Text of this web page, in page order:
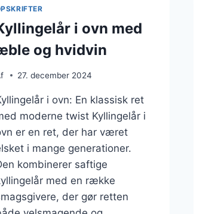
i ovn med
og hvidvin
27. december 2024
i ovn: En klassisk ret
moderne twist Kyllingelår i
er en ret, der har været
i mange generationer.
kombinerer saftige
med en række
der gør retten